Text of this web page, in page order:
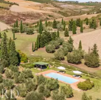
景花園，環繞著游
山谷 (Val d'Orcia)風
頃葡萄園和1 公頃
欖油的真正潛力，
。